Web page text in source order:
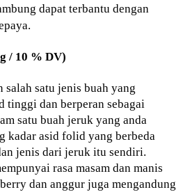
dapat terbantu dengan
/ 10 % DV)
salah satu jenis buah yang
tinggi dan berperan sebagai
satu buah jeruk yang anda
kadar asid folid yang berbeda
jenis dari jeruk itu sendiri.
rasa masam dan manis
dan anggur juga mengandung